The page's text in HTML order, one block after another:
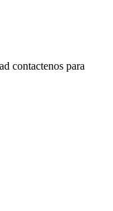
contactenos para